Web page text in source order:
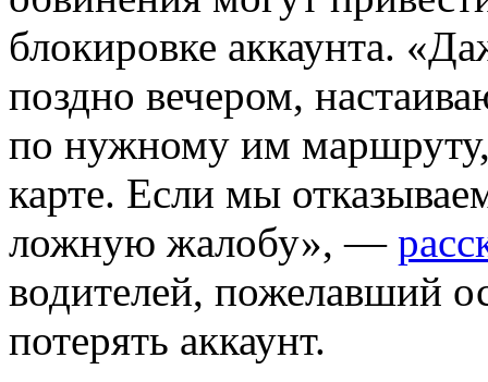
блокировке аккаунта.
поздно вечером,
по нужному им маршруту,
карте. Если мы
ложную жалобу», —
водителей, пожелавший
потерять аккаунт.